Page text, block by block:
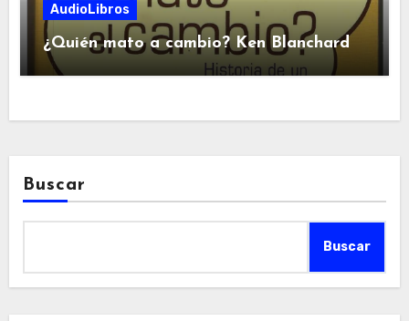
AudioLibros
¿Quién mato a cambio? Ken Blanchard
Buscar
Buscar